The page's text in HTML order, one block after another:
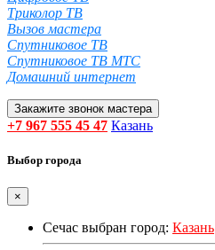
Триколор ТВ
Вызов мастера
Спутниковое ТВ
Спутниковое ТВ МТС
Домашний интернет
Закажите звонок мастера
+7 967 555 45 47 Казань
Выбор города
×
Сечас выбран город: Казань